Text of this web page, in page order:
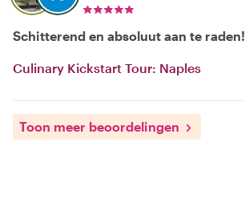
Schitterend en absoluut aan te raden!
Culinary Kickstart Tour: Naples
Toon meer beoordelingen